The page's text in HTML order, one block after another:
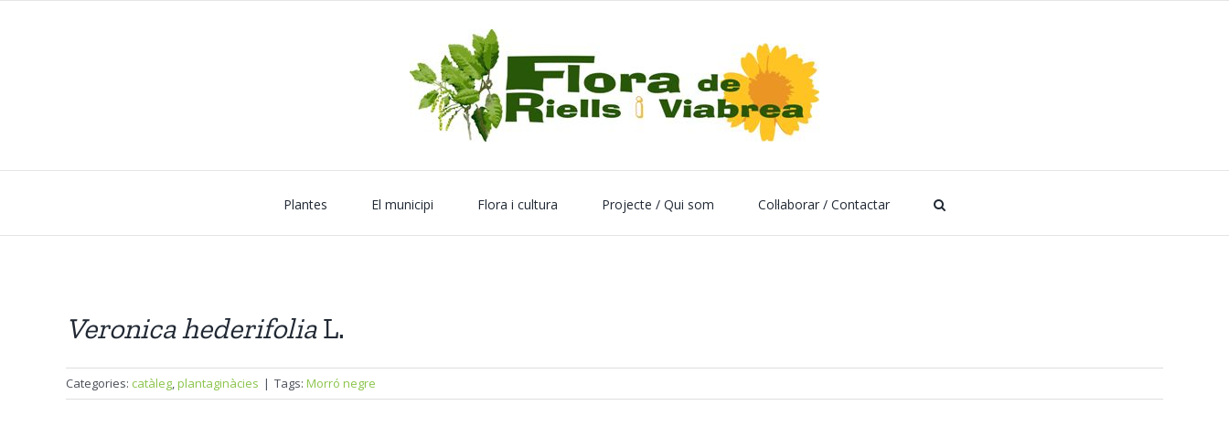
Plantes El municipi Flora i cultura Projecte / Qui som Col·laborar / Contactar
VeronicahederifoliaL.
Categories: catàleg,plantaginàcies | Tags: Morró negre